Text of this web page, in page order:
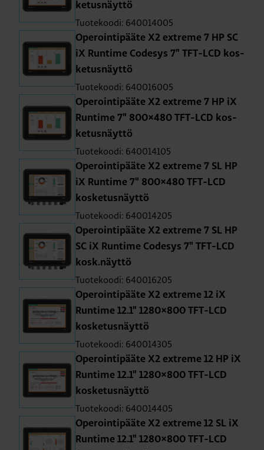
ke­tus­näyt­tö
Tuotekoodi: 640014005
Ope­roin­ti­pää­te X2 ext­re­me 7 HP SC
iX Run­ti­me Co­de­sys 7" TFT-LCD kos­
ke­tus­näyt­tö
Tuotekoodi: 640016005
Ope­roin­ti­pää­te X2 ext­re­me 7 HP iX
Run­ti­me 7" 800×480 TFT-LCD kos­
ke­tus­näyt­tö
Tuotekoodi: 640014105
Ope­roin­ti­pää­te X2 ext­re­me 7 SL HP
iX Run­ti­me 7" 800×480 TFT-LCD
kos­ke­tus­näyt­tö
Tuotekoodi: 640014205
Ope­roin­ti­pää­te X2 ext­re­me 7 SL HP
SC iX Run­ti­me Co­de­sys 7" TFT-LCD
kosk.näyt­tö
Tuotekoodi: 640016205
Ope­roin­ti­pää­te X2 ext­re­me 12 iX
Run­ti­me 12.1" 1280×800 TFT-LCD
kos­ke­tus­näyt­tö
Tuotekoodi: 640014305
Ope­roin­ti­pää­te X2 ext­re­me 12 HP iX
Run­ti­me 12.1" 1280×800 TFT-LCD
kos­ke­tus­näyt­tö
Tuotekoodi: 640014405
Ope­roin­ti­pää­te X2 ext­re­me 12 SL iX
Run­ti­me 12.1" 1280×800 TFT-LCD